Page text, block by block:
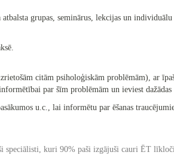
grupas, seminārus, lekcijas un
citām psiholoģiskām problēmām), ar
par šīm problēmām un ieviest
u.c., lai informētu par ēšanas
kuri 90% paši izgājuši cauri ĒT